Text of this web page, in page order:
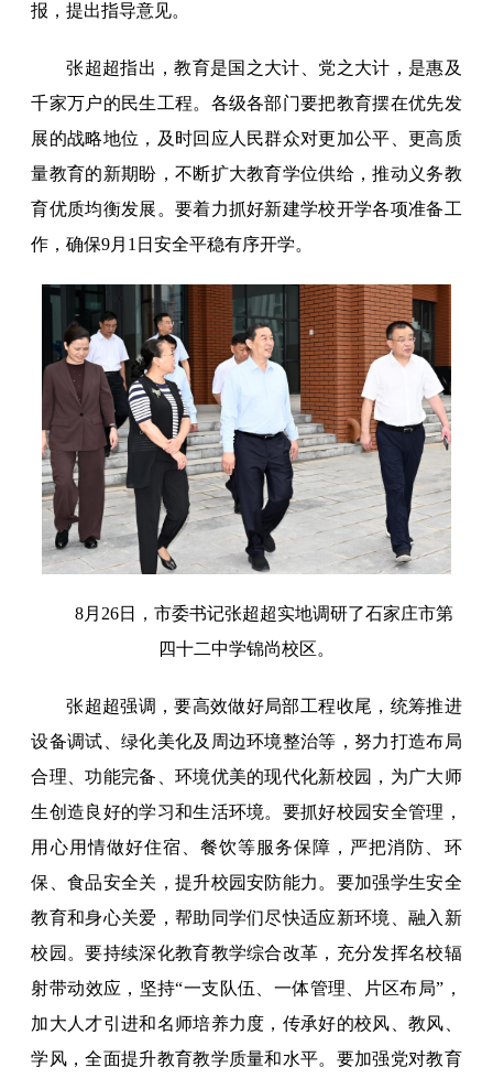
报，提出指导意见。
张超超指出，教育是国之大计、党之大计，是惠及
千家万户的民生工程。各级各部门要把教育摆在优先发
展的战略地位，及时回应人民群众对更加公平、更高质
量教育的新期盼，不断扩大教育学位供给，推动义务教
育优质均衡发展。要着力抓好新建学校开学各项准备工
作，确保9月1日安全平稳有序开学。
8月26日，市委书记张超超实地调研了石家庄市第
四十二中学锦尚校区。
张超超强调，要高效做好局部工程收尾，统筹推进
设备调试、绿化美化及周边环境整治等，努力打造布局
合理、功能完备、环境优美的现代化新校园，为广大师
生创造良好的学习和生活环境。要抓好校园安全管理，
用心用情做好住宿、餐饮等服务保障，严把消防、环
保、食品安全关，提升校园安防能力。要加强学生安全
教育和身心关爱，帮助同学们尽快适应新环境、融入新
校园。要持续深化教育教学综合改革，充分发挥名校辐
射带动效应，坚持“一支队伍、一体管理、片区布局”，
加大人才引进和名师培养力度，传承好的校风、教风、
学风，全面提升教育教学质量和水平。要加强党对教育